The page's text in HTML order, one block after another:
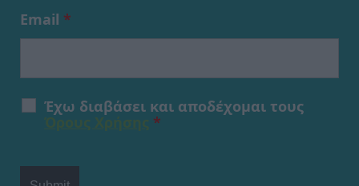
Email *
Έχω διαβάσει και αποδέχομαι τους
*